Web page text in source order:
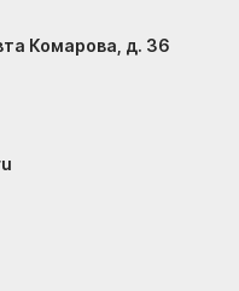
Комарова, д. 36